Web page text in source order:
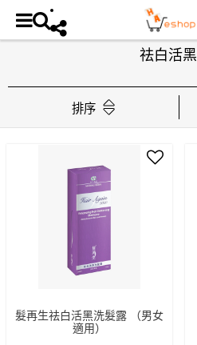
祛白活黑
排序
髮再生祛白活黑洗髮露 （男女
適用）